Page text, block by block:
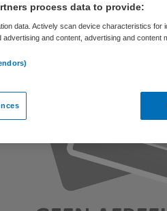
process data to provide:
data. Actively scan device characteristics for
advertising and content, advertising and